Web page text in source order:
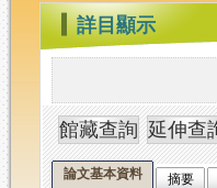
值
系
統
::: 詳目顯示
論文基本資料 摘要